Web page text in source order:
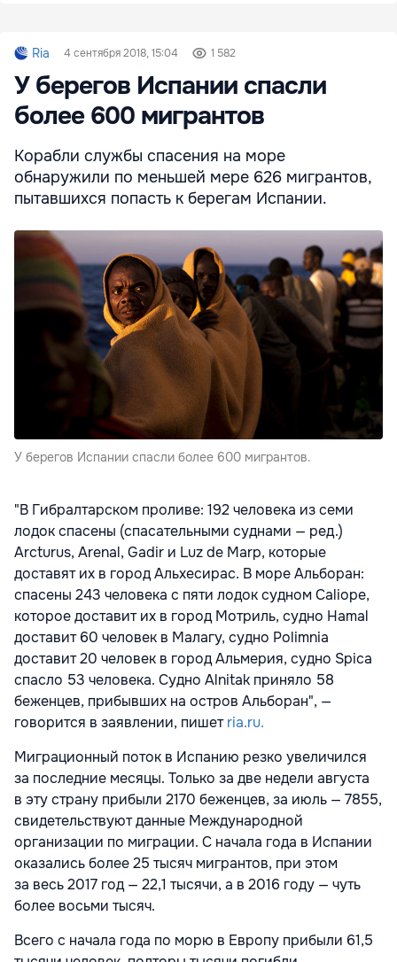
Ria 4 сентября 2018, 15:04 1 582
У берегов Испании спасли
более 600 мигрантов
Корабли службы спасения на море
обнаружили по меньшей мере 626 мигрантов,
пытавшихся попасть к берегам Испании.
У берегов Испании спасли более 600 мигрантов.
"В Гибралтарском проливе: 192 человека из семи
лодок спасены (спасательными суднами — ред.)
Arcturus, Arenal, Gadir и Luz de Marр, которые
доставят их в город Альхесирас. В море Альборан:
спасены 243 человека с пяти лодок судном Caliope,
которое доставит их в город Мотриль, судно Hamal
доставит 60 человек в Малагу, судно Polimnia
доставит 20 человек в город Альмерия, судно Spica
спасло 53 человека. Судно Alnitak приняло 58
беженцев, прибывших на остров Альборан", —
говорится в заявлении, пишетria.ru.
Миграционный поток в Испанию резко увеличился
за последние месяцы. Только за две недели августа
в эту страну прибыли 2170 беженцев, за июль — 7855,
свидетельствуют данные Международной
организации по миграции. С начала года в Испании
оказались более 25 тысяч мигрантов, при этом
за весь 2017 год — 22,1 тысячи, а в 2016 году — чуть
более восьми тысяч.
Всего с начала года по морю в Европу прибыли 61,5